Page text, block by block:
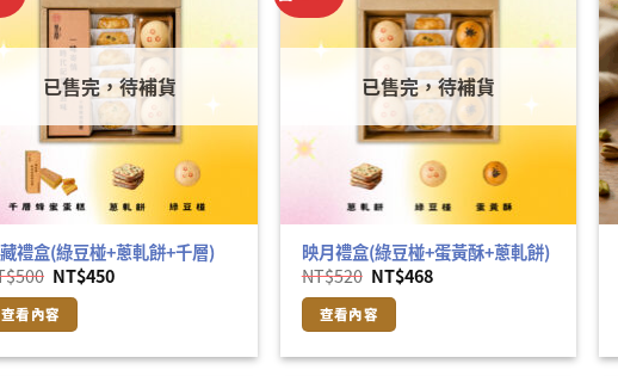
已售完，待補貨
禮盒(綠豆椪+蔥軋餅+千層)
500 原
始
價
格：
NT$450目
查看內容
已售完，待補貨
映月禮盒(綠豆椪+蛋黃酥+蔥軋餅)
NT$520 原
始
價
格：
NT$468目
查看內容